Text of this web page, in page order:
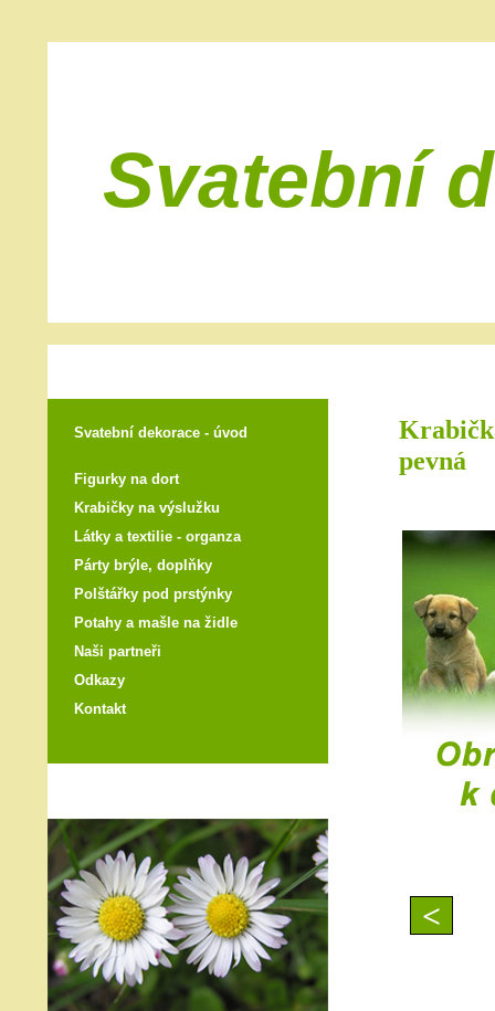
Svatební
Svatební dekorace - úvod
Figurky na dort
Krabičky na výslužku
Látky a textilie - organza
Párty brýle, doplňky
Polštářky pod prstýnky
Potahy a mašle na židle
Naši partneři
Odkazy
Kontakt
pevná
<